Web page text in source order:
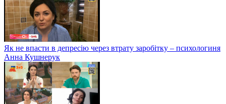
Як не впасти в депресію через втрату заробітку – психологиня
Анна Кушнерук